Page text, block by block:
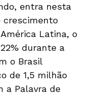
entra nesta
crescimento
Latina, o
durante a
o Brasil
de 1,5 milhão
a Palavra de